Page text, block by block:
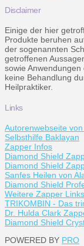
Disclaimer
Einige der hier
Produkte beruhen
der sogenannten
getroffenen
sowie
keine Behandlung
Heilpraktiker.
Links
Autorenwebseite
Selbsthilfe Baklayan
Zapper Infos
Diamond Shield
Diamond Shield
Sanfes Heilen von
Diamond Shield
Weitere Zapper Links
TRIKOMBIN - Das
Dr. Hulda Clark
Diamond Shield
POWERED BY PRO